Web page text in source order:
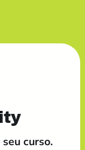
curso.